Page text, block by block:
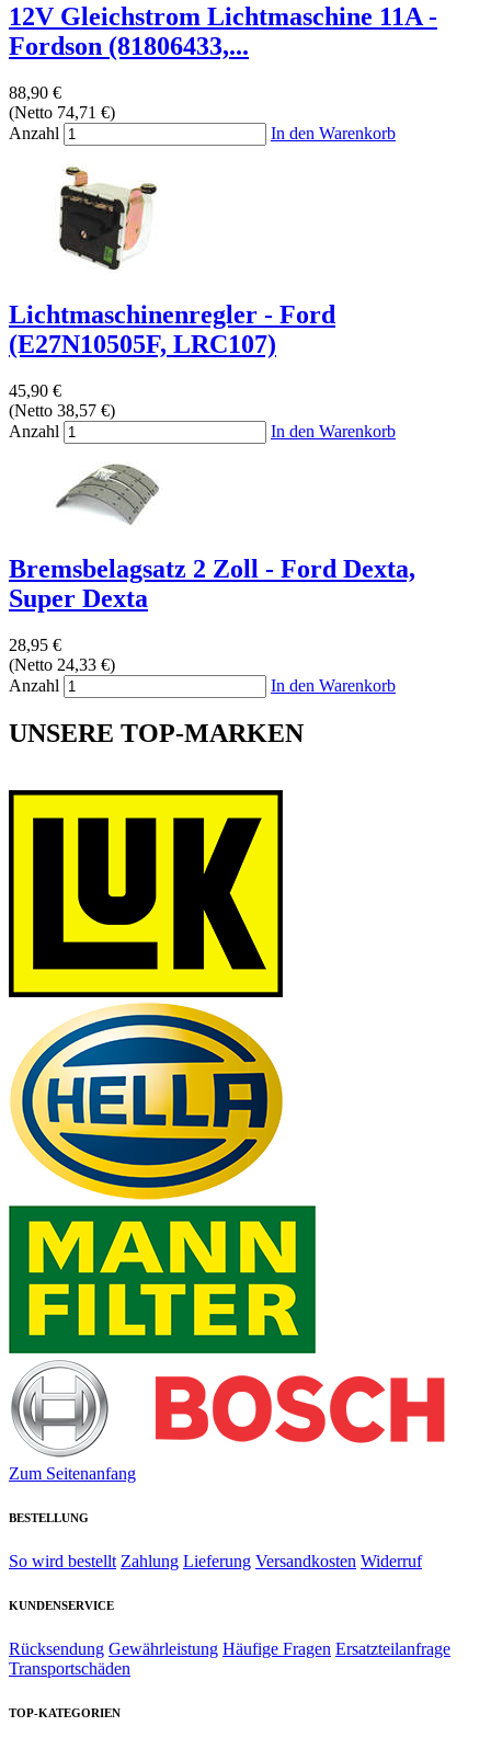
12V Gleichstrom Lichtmaschine 11A -
Fordson (81806433,...
88,90 €
(Netto 74,71 €)
Anzahl
In den Warenkorb
Lichtmaschinenregler - Ford
(E27N10505F, LRC107)
45,90 €
(Netto 38,57 €)
Anzahl
In den Warenkorb
Bremsbelagsatz 2 Zoll - Ford Dexta,
Super Dexta
28,95 €
(Netto 24,33 €)
Anzahl
In den Warenkorb
UNSERE TOP-MARKEN
Zum Seitenanfang
BESTELLUNG
So wird bestellt Zahlung Lieferung Versandkosten Widerruf
KUNDENSERVICE
Rücksendung Gewährleistung Häufige Fragen Ersatzteilanfrage
Transportschäden
TOP-KATEGORIEN